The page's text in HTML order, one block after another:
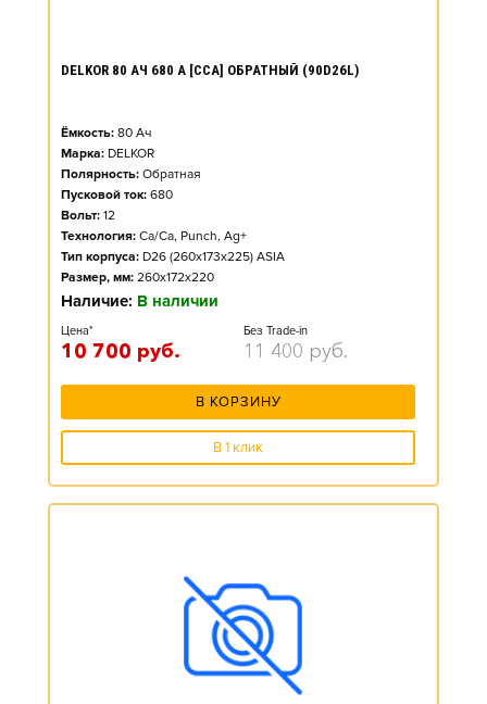
DELKOR 80 АЧ 680 А [CCA] ОБРАТНЫЙ (90D26L)
Ёмкость: 80 Ач
Марка: DELKOR
Полярность: Обратная
Пусковой ток: 680
Вольт: 12
Технология: Ca/Ca, Punch, Ag+
Тип корпуса: D26 (260x173x225) ASIA
Размер, мм: 260x172x220
Наличие: В наличии
Цена*
10 700 руб.
Без Trade-in
11 400 руб.
В КОРЗИНУ
В 1 клик